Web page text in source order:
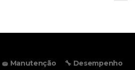
🧽 Manutenção
🔧 Desempenho